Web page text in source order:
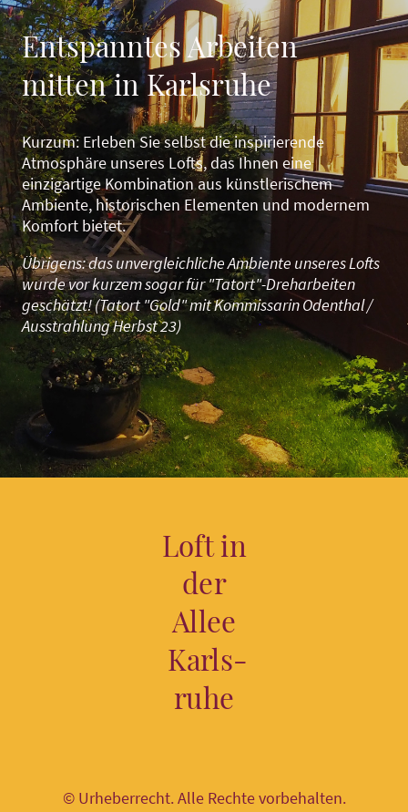
Entspanntes Arbeiten
mitten in Karlsruhe
Kurzum: Erleben Sie selbst die inspirierende
Atmosphäre unseres Lofts, das Ihnen eine
einzigartige Kombination aus künstlerischem
Ambiente, historischen Elementen und modernem
Komfort bietet.
Übrigens: das unvergleichliche Ambiente unseres Lofts
wurde vor kurzem sogar für "Tatort"-Dreharbeiten
geschätzt! (Tatort "Gold" mit Kommissarin Odenthal /
Ausstrahlung Herbst 23)
Loft in
der
Allee
Karls-
ruhe
© Urheberrecht. Alle Rechte vorbehalten.